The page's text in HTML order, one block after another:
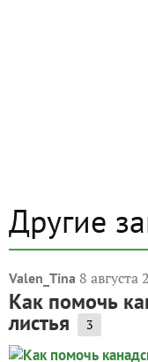
Другие
Valen_Tina 8 августа
Как помочь
листья 3